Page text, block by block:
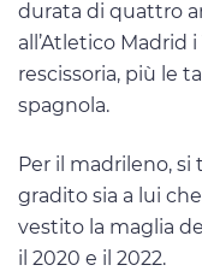
durata di quattro
all’Atletico Madrid
rescissoria, più le
spagnola.
Per il madrileno,
gradito sia a lui
vestito la maglia
il 2020 e il 2022.